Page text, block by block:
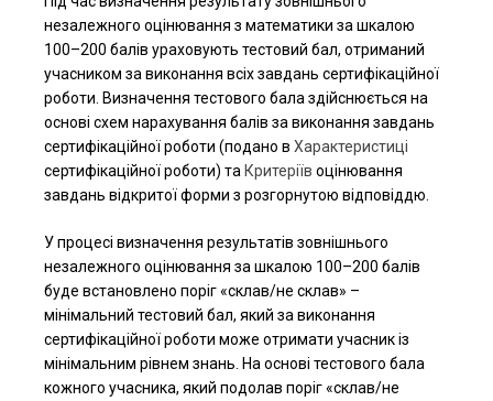
незалежного оцінювання з математики за шкалою
100–200 балів ураховують тестовий бал, отриманий
учасником за виконання всіх завдань сертифікаційної
роботи. Визначення тестового бала здійснюється на
основі схем нарахування балів за виконання завдань
сертифікаційної роботи (подано в Характеристиці
сертифікаційної роботи) та Критеріїв оцінювання
завдань відкритої форми з розгорнутою відповіддю.
У процесі визначення результатів зовнішнього
незалежного оцінювання за шкалою 100–200 балів
буде встановлено поріг «склав/не склав» –
мінімальний тестовий бал, який за виконання
сертифікаційної роботи може отримати учасник із
мінімальним рівнем знань. На основі тестового бала
кожного учасника, який подолав поріг «склав/не